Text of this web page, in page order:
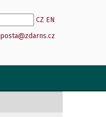
CZ EN
posta@zdarns.cz